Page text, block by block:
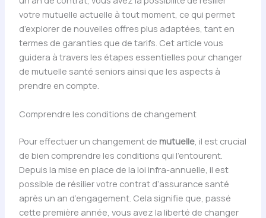
votre mutuelle actuelle à tout moment, ce qui permet
d’explorer de nouvelles offres plus adaptées, tant en
termes de garanties que de tarifs. Cet article vous
guidera à travers les étapes essentielles pour changer
de mutuelle santé seniors ainsi que les aspects à
prendre en compte.
Comprendre les conditions de changement
Pour effectuer un changement de mutuelle, il est crucial
de bien comprendre les conditions qui l’entourent.
Depuis la mise en place de la loi infra-annuelle, il est
possible de résilier votre contrat d’assurance santé
après un an d’engagement. Cela signifie que, passé
cette première année, vous avez la liberté de changer